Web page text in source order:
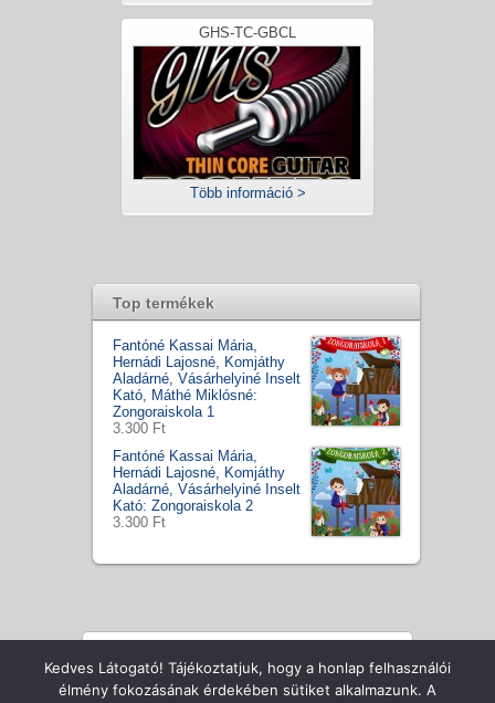
GHS-TC-GBCL
Több információ >
Top termékek
Fantóné Kassai Mária,
Hernádi Lajosné, Komjáthy
Aladárné, Vásárhelyiné Inselt
Kató, Máthé Miklósné:
Zongoraiskola 1
3.300 Ft
Fantóné Kassai Mária,
Hernádi Lajosné, Komjáthy
Aladárné, Vásárhelyiné Inselt
Kató: Zongoraiskola 2
3.300 Ft
Copyright © Zenecentrum Kft., All Rights Reserved
Kedves Látogató! Tájékoztatjuk, hogy a honlap felhasználói
élmény fokozásának érdekében sütiket alkalmazunk. A